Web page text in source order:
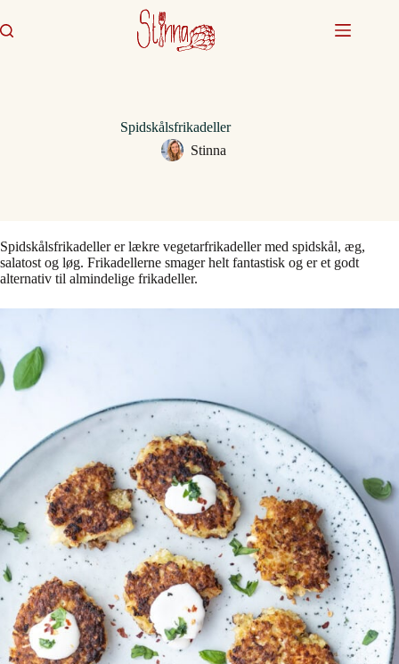
til
indhold
Spidskålsfrikadeller
Stinna
Spidskålsfrikadeller er lækre vegetarfrikadeller med spidskål, æg,
salatost og løg. Frikadellerne smager helt fantastisk og er et godt
alternativ til almindelige frikadeller.